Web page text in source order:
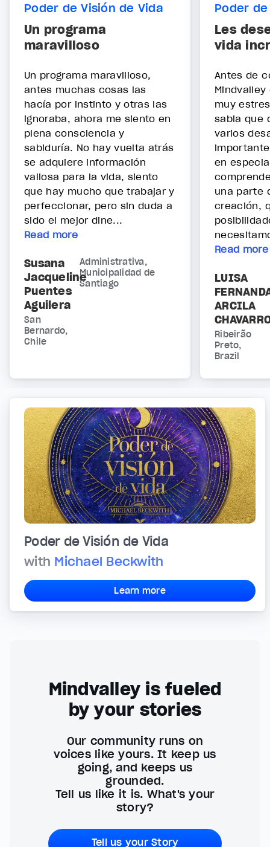
Poder de Visión de Vida
Un programa
maravilloso
Un programa maravilloso,
antes muchas cosas las
hacía por instinto y otras las
ignoraba, ahora me siento en
plena consciencia y
sabiduría. No hay vuelta atrás
se adquiere información
valiosa para la vida, siento
que hay mucho que trabajar y
perfeccionar, pero sin duda a
sido el mejor dine...
Read more
Susana
Jacqueline
Puentes
Aguilera
Administrativa,
Municipalidad de
Santiago
San
Bernardo,
Chile
Poder
Les
vida
Antes de
muy
sabia que
varios
en
una parte
creación,
Read more
LUISA
ARCILA
Ribeirão
Preto,
Brazil
Poder de Visión de Vida
with Michael Beckwith
Learn more
Mindvalley is fueled
by your stories
Our community runs on
voices like yours. It keep us
going, and keeps us
grounded.
Tell us like it is. What's your
story?
Tell us your Story